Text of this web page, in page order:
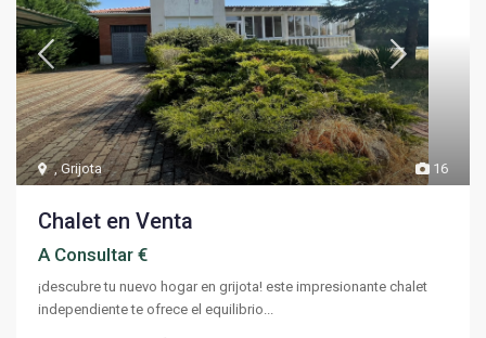
16
,Grijota
Chalet en Venta
A Consultar €
¡descubre tu nuevo hogar en grijota! este impresionante chalet
independiente te ofrece el equilibrio...